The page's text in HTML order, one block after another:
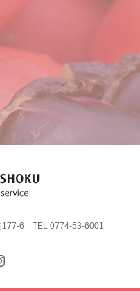
6 TEL 0774-53-6001